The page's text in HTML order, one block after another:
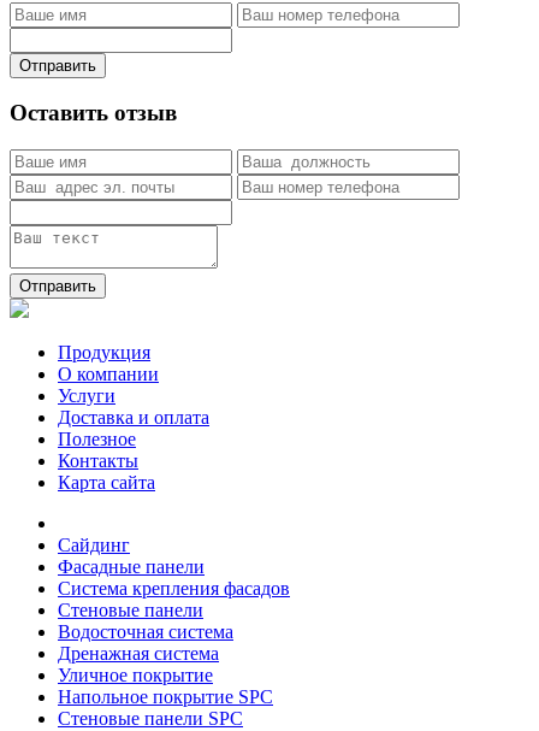
Отправить
Оставить отзыв
Отправить
Продукция
О компании
Услуги
Доставка и оплата
Полезное
Контакты
Карта сайта
Сайдинг
Фасадные панели
Система крепления фасадов
Стеновые панели
Водосточная система
Дренажная система
Уличное покрытие
Напольное покрытие SPC
Стеновые панели SPC